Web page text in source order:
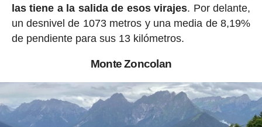
las tiene a la salida de esos virajes. Por delante,
un desnivel de 1073 metros y una media de 8,19%
de pendiente para sus 13 kilómetros.
Monte Zoncolan